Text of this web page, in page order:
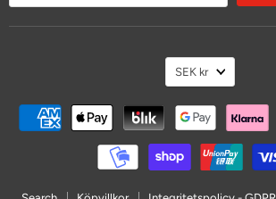
VALUTA
SEK kr